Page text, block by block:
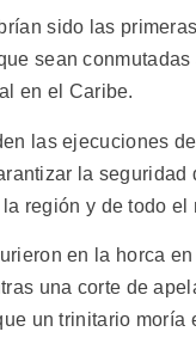
sido las
sean
en el Caribe.
las ejecuciones
la seguridad
región y de todo el
en la horca
una corte de
un trinitario moría